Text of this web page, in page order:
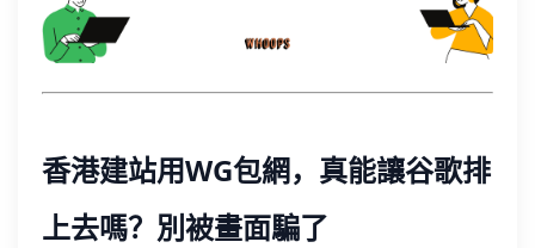
香港建站用WG包網，真能讓谷歌排
上去嗎？別被畫面騙了